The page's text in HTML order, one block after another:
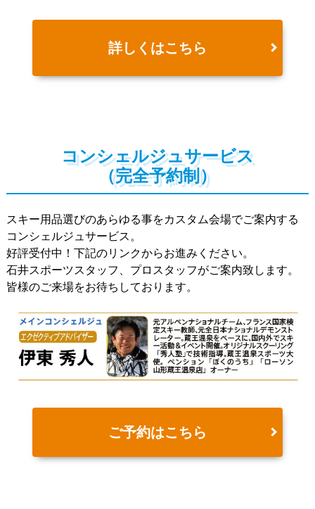
詳しくはこちら
コンシェルジュサービス
（完全予約制）
スキー用品選びのあらゆる事をカスタム会場でご案内する
コンシェルジュサービス。
好評受付中！下記のリンクからお進みください。
石井スポーツスタッフ、プロスタッフがご案内致します。
皆様のご来場をお待ちしております。
ご予約はこちら